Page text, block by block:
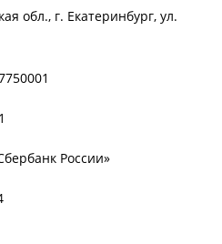
обл., г. Екатеринбург, ул.
России»